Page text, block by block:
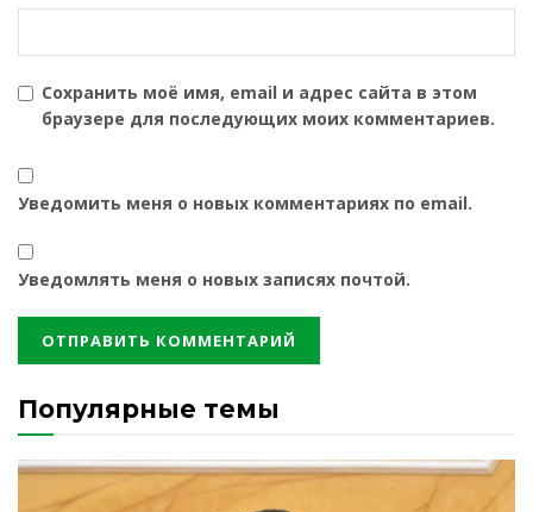
Сохранить моё имя, email и адрес сайта в этом
браузере для последующих моих комментариев.
Уведомить меня о новых комментариях по email.
Уведомлять меня о новых записях почтой.
Популярные темы